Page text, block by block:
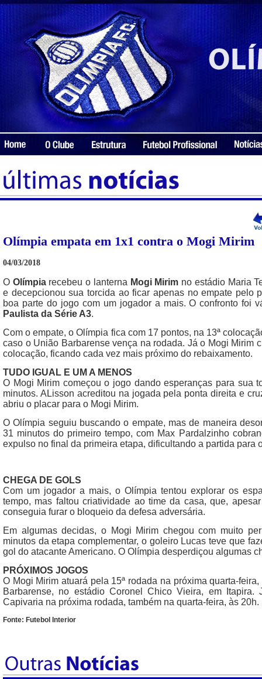
Olímpia empata em 1x1 contra o Mogi Mirim
04/03/2018
O Olímpia recebeu o lanterna Mogi Mirim no estádio Maria
e decepcionou sua torcida ao ficar apenas no empate pelo
boa parte do jogo com um jogador a mais. O confronto foi
Paulista da Série A3.
Com o empate, o Olímpia fica com 17 pontos, na 13ª
caso o União Barbarense vença na rodada. Já o Mogi Mirim
colocação, ficando cada vez mais próximo do rebaixamento.
TUDO IGUAL E UM A MENOS
O Mogi Mirim começou o jogo dando esperanças para sua
minutos. ALisson acreditou na jogada pela ponta direita e
abriu o placar para o Mogi Mirim.
O Olímpia seguiu buscando o empate, mas de maneira
31 minutos do primeiro tempo, com Max Pardalzinho
expulso no final da primeira etapa, dificultando a partida para
CHEGA DE GOLS
Com um jogador a mais, o Olímpia tentou explorar os
tempo, mas faltou criatividade ao time da casa, que,
conseguia furar o bloqueio da defesa adversária.
Em algumas decidas, o Mogi Mirim chegou com muito
minutos da etapa complementar, o goleiro Lucas teve que
gol do atacante Americano. O Olímpia desperdiçou algumas
PRÓXIMOS JOGOS
O Mogi Mirim atuará pela 15ª rodada na próxima quarta-
Barbarense, no estádio Coronel Chico Vieira, em
Capivaria na próxima rodada, também na quarta-feira, às 20h.
Fonte: Futebol Interior